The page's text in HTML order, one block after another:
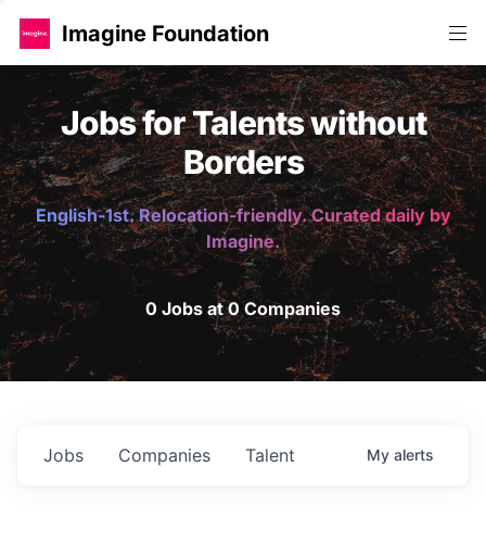
Imagine Foundation
Jobs for Talents without
Borders
English-1st. Relocation-friendly. Curated daily by
Imagine.
0 Jobs at 0 Companies
Jobs Companies Talent My alerts